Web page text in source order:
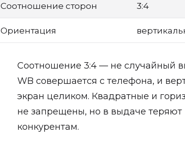
Соотношение сторон 3:4
Ориентация
Соотношение 3:4 — не случайный
WB совершается с телефона, и
экран целиком. Квадратные и
не запрещены, но в выдаче
конкурентам.